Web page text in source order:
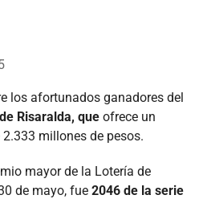
los afortunados ganadores del
Risaralda, que ofrece un
millones de pesos.
mayor de la Lotería de
de mayo, fue 2046 de la serie